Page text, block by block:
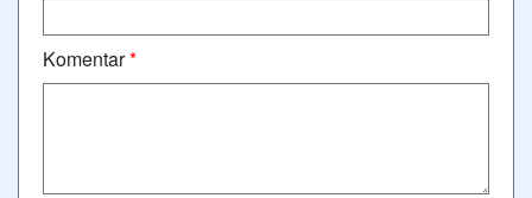
Komentar*